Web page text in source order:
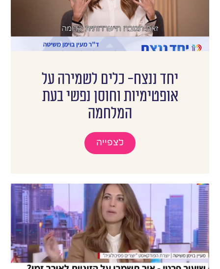
יחד ננצח- כלים לשמירה על
אופטימיות וחוסן נפשי בעת
המלחמה
לצפייה